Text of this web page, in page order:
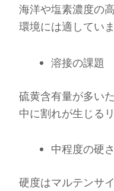
海洋や塩素濃度の
環境には適していま
溶接の課題
硫黄含有量が多い
中に割れが生じる
中程度の硬さ
硬度はマルテンサ